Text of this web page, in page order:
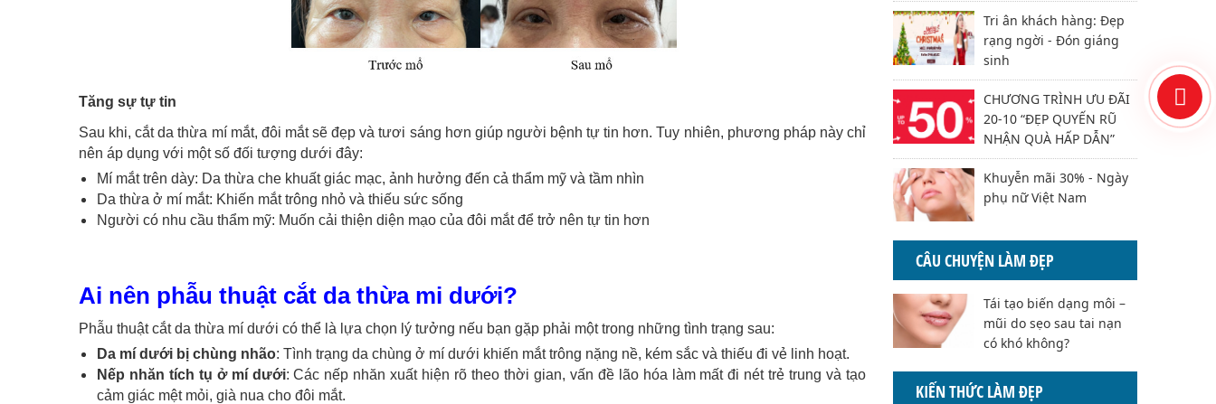
Tăng sự tự tin
Sau khi, cắt da thừa mí mắt, đôi mắt sẽ đẹp và tươi sáng hơn giúp người bệnh tự tin hơn. Tuy nhiên, phương pháp này chỉ
nên áp dụng với một số đối tượng dưới đây:
Mí mắt trên dày: Da thừa che khuất giác mạc, ảnh hưởng đến cả thẩm mỹ và tầm nhìn
Da thừa ở mí mắt: Khiến mắt trông nhỏ và thiếu sức sống
Người có nhu cầu thẩm mỹ: Muốn cải thiện diện mạo của đôi mắt để trở nên tự tin hơn
Ai nên phẫu thuật cắt da thừa mi dưới?
Phẫu thuật cắt da thừa mí dưới có thể là lựa chọn lý tưởng nếu bạn gặp phải một trong những tình trạng sau:
Da mí dưới bị chùng nhão: Tình trạng da chùng ở mí dưới khiến mắt trông nặng nề, kém sắc và thiếu đi vẻ linh hoạt.
Nếp nhăn tích tụ ở mí dưới: Các nếp nhăn xuất hiện rõ theo thời gian, vấn đề lão hóa làm mất đi nét trẻ trung và tạo
cảm giác mệt mỏi, già nua cho đôi mắt.
Tri ân khách hàng: Đẹp
rạng ngời - Đón giáng
sinh
CHƯƠNG TRÌNH ƯU ĐÃI
20-10 “ĐẸP QUYẾN RŨ
NHẬN QUÀ HẤP DẪN”
Khuyễn mãi 30% - Ngày
phụ nữ Việt Nam
CÂU CHUYỆN LÀM ĐẸP
Tái tạo biến dạng môi –
mũi do sẹo sau tai nạn
có khó không?
KIẾN THỨC LÀM ĐẸP